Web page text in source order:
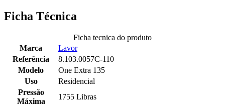
Ficha Técnica
Ficha tecnica do produto
Marca
Lavor
Referência
8.103.0057C-110
Modelo
One Extra 135
Uso
Residencial
Pressão
Máxima
1755 Libras